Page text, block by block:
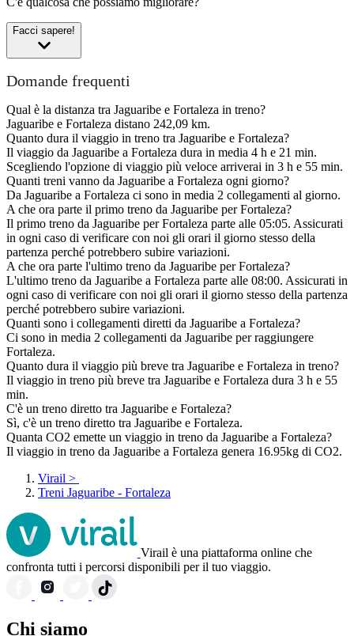
Facci sapere!
Domande frequenti
Qual è la distanza tra Jaguaribe e Fortaleza in treno?
Jaguaribe e Fortaleza distano 242,09 km.
Quanto dura il viaggio in treno tra Jaguaribe e Fortaleza?
Il viaggio da Jaguaribe a Fortaleza dura in media 4 h e 21 min.
Scegliendo l'opzione di viaggio più veloce arriverai in 3 h e 55 min.
Quanti treni vanno da Jaguaribe a Fortaleza ogni giorno?
Da Jaguaribe a Fortaleza ci sono in media 2 collegamenti al giorno.
A che ora parte il primo treno da Jaguaribe per Fortaleza?
Il primo treno da Jaguaribe per Fortaleza parte alle 05:05. Assicurati
in ogni caso di verificare con noi gli orari il giorno stesso della
partenza perché potrebbero subire variazioni.
A che ora parte l'ultimo treno da Jaguaribe per Fortaleza?
L'ultimo treno da Jaguaribe a Fortaleza parte alle 08:00. Assicurati in
ogni caso di verificare con noi gli orari il giorno stesso della partenza
perché potrebbero subire variazioni.
Quanti sono i collegamenti diretti da Jaguaribe a Fortaleza?
Ci sono in media 2 collegamenti da Jaguaribe per raggiungere
Fortaleza.
Quanto dura il viaggio più breve tra Jaguaribe e Fortaleza in treno?
Il viaggio in treno più breve tra Jaguaribe e Fortaleza dura 3 h e 55
min.
C'è un treno diretto tra Jaguaribe e Fortaleza?
Sì, c'è un treno diretto tra Jaguaribe e Fortaleza.
Quanta CO2 emette un viaggio in treno da Jaguaribe a Fortaleza?
Il viaggio in treno da Jaguaribe a Fortaleza genera 16.95kg di CO2.
Virail >
Treni Jaguaribe - Fortaleza
Virail è una piattaforma online che
confronta tutti i percorsi disponibili per il tuo viaggio.
Chi siamo